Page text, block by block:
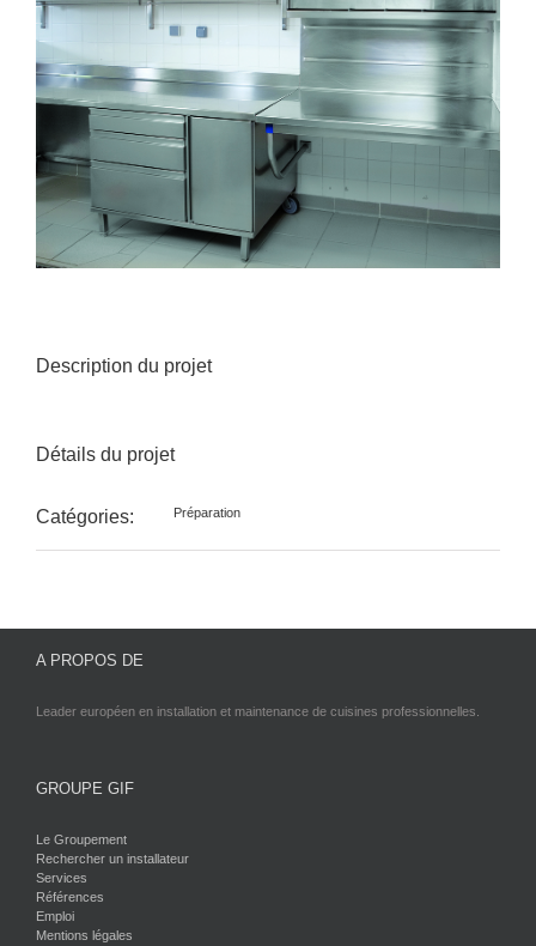
Description du projet
Détails du projet
Catégories: Préparation
A PROPOS DE
Leader européen en installation et maintenance de cuisines professionnelles.
GROUPE GIF
Le Groupement
Rechercher un installateur
Services
Références
Emploi
Mentions légales